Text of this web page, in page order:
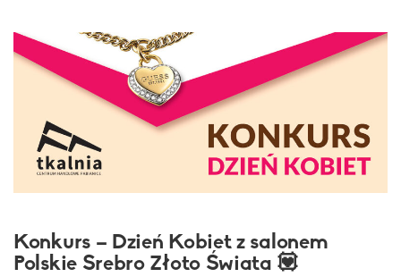
Konkurs – Dzień Kobiet z salonem
Polskie Srebro Złoto Świata 💟